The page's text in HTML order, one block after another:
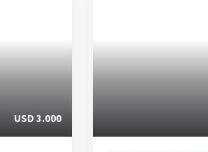
USD 3.000